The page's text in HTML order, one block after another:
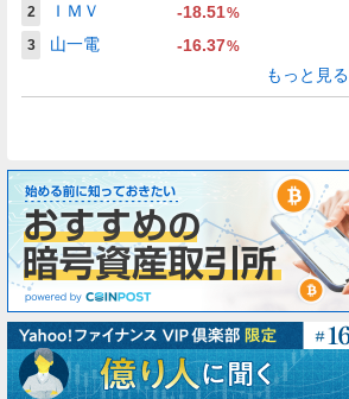
2
ＩＭＶ -18.51%
3
山一電 -16.37%
もっと見る